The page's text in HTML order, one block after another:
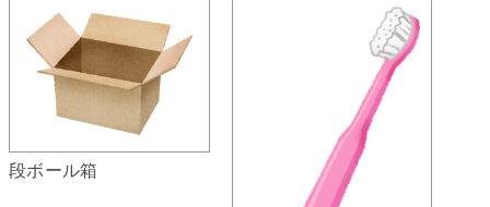
段ボール箱